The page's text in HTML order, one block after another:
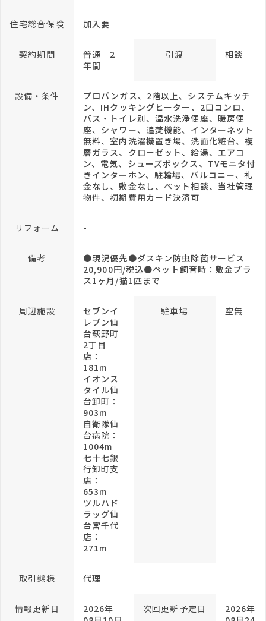
住宅総合保険 加入要
契約期間
普通 2
年間
引渡 相談
設備・条件
プロパンガス、2階以上、システムキッチ
ン、IHクッキングヒーター、2口コンロ、
バス・トイレ別、温水洗浄便座、暖房便
座、シャワー、追焚機能、インターネット
無料、室内洗濯機置き場、洗面化粧台、複
層ガラス、クローゼット、給湯、エアコ
ン、電気、シューズボックス、TVモニタ付
きインターホン、駐輪場、バルコニー、礼
金なし、敷金なし、ペット相談、当社管理
物件、初期費用カード決済可
リフォーム -
備考
●現況優先●ダスキン防虫除菌サービス
20,900円/税込●ペット飼育時：敷金プラ
ス1ヶ月/猫1匹まで
周辺施設
セブンイ
レブン仙
台萩野町
2丁目
店：
181m
イオンス
タイル仙
台卸町：
903m
自衛隊仙
台病院：
1004m
七十七銀
行卸町支
店：
653m
ツルハド
ラッグ仙
台宮千代
店：
271m
駐車場 空無
取引態様 代理
情報更新日
2026年
次回更新予定日
2026年